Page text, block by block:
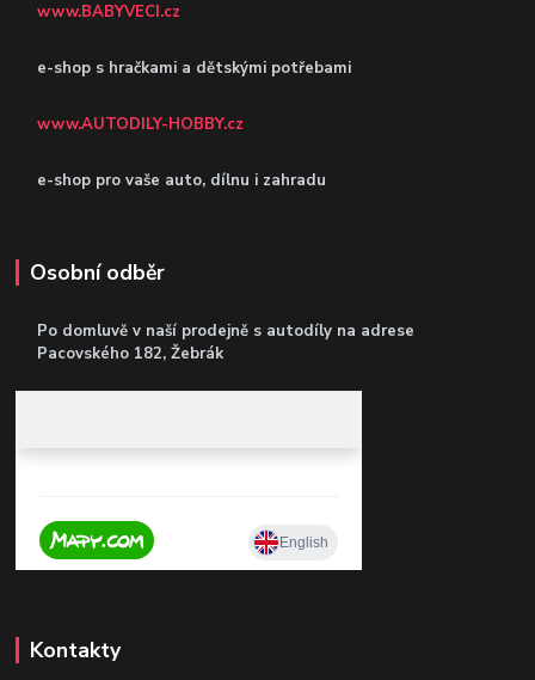
www.BABYVECI.cz
e-shop s hračkami a dětskými potřebami
www.AUTODILY-HOBBY.cz
e-shop pro vaše auto, dílnu i zahradu
Osobní odběr
Po domluvě v naší prodejně s autodíly na adrese
Pacovského 182, Žebrák
Kontakty